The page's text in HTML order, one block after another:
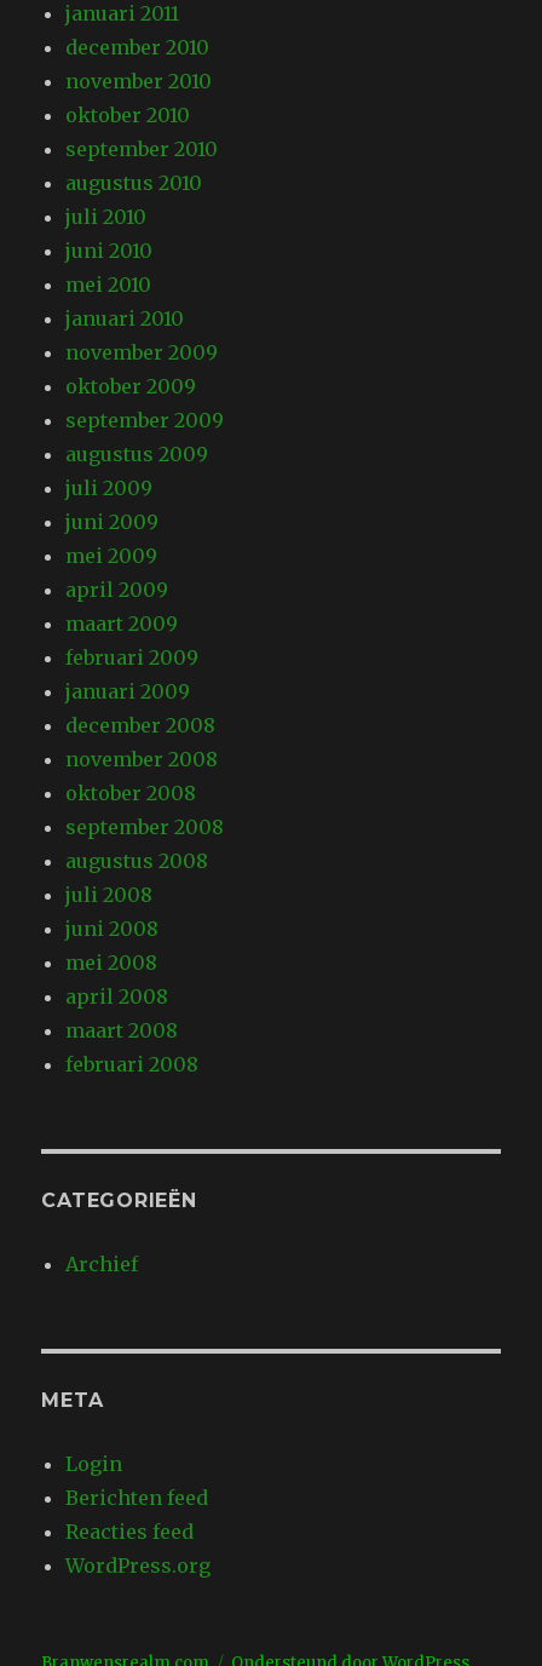
januari 2011
december 2010
november 2010
oktober 2010
september 2010
augustus 2010
juli 2010
juni 2010
mei 2010
januari 2010
november 2009
oktober 2009
september 2009
augustus 2009
juli 2009
juni 2009
mei 2009
april 2009
maart 2009
februari 2009
januari 2009
december 2008
november 2008
oktober 2008
september 2008
augustus 2008
juli 2008
juni 2008
mei 2008
april 2008
maart 2008
februari 2008
CATEGORIEËN
Archief
META
Login
Berichten feed
Reacties feed
WordPress.org